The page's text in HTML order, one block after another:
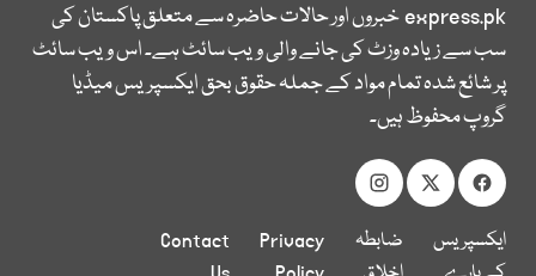
express.pkخبروں اور حالات حاضرہ سے متعلق پاکستان کی
سب سے زیادہ وزٹ کی جانے والی ویب سائٹ ہے۔ اس ویب سائٹ
پر شائع شدہ تمام مواد کے جملہ حقوق بحق ایکسپریس میڈیا
گروپ محفوظ ہیں۔
ایکسپریس
ضابطہ
Privacy
Contact